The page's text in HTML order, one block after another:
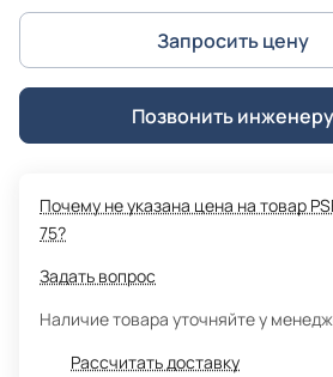
Запросить цену
Позвонить инженеру
Почему не указана цена на товар
75?
Задать вопрос
Наличие товара уточняйте у
Рассчитать доставку